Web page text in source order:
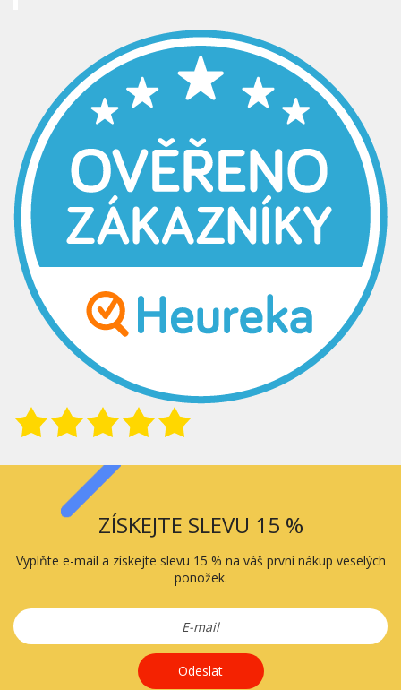
ZÍSKEJTE SLEVU 15 %
Vyplňte e-mail a získejte slevu 15 % na váš první nákup veselých
ponožek.
Odeslat